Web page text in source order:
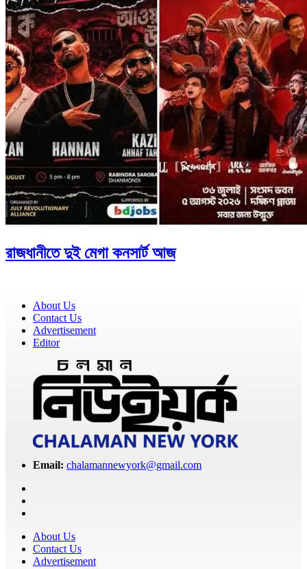
রাজধানীতে দুই মেগা কনসার্ট আজ
About Us
Contact Us
Advertisement
Editor
Email: chalamannewyork@gmail.com
About Us
Contact Us
Advertisement